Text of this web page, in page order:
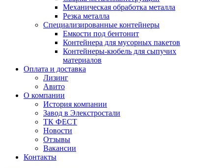
Механическая обработка металла
Резка металла
Специализированные контейнеры
Емкости под бентонит
Контейнера для мусорных пакетов
Контейнеры-кюбель для сыпучих
материалов
Оплата и доставка
Лизинг
Авито
О компании
История компании
Завод в Элекстростали
ТК ФЕСТ
Новости
Отзывы
Вакансии
Контакты